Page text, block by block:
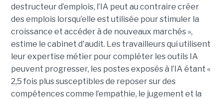
destructeur d’emplois, l’IA peut au contraire créer
des emplois lorsqu’elle est utilisée pour stimuler la
croissance et accéder à de nouveaux marchés »,
estime le cabinet d'audit. Les travailleurs qui utilisent
leur expertise métier pour compléter les outils IA
peuvent progresser, les postes exposés à l’IA étant «
2,5 fois plus susceptibles de reposer sur des
compétences comme l’empathie, le jugement et la